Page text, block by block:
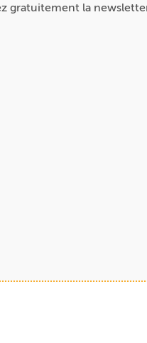
gratuitement la